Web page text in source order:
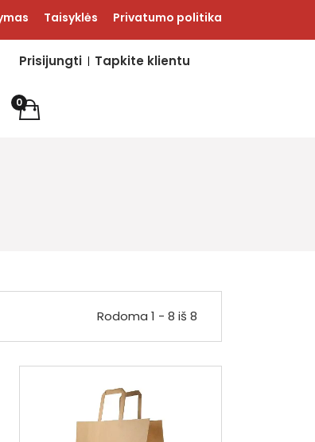
Taisyklės Privatumo politika
Prisijungti Tapkite klientu
0
Rodoma 1 - 8 iš 8